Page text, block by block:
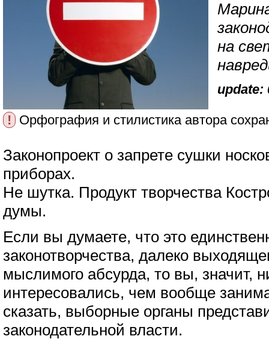
на
update:
! Орфография и стилистика автора
Законопроект о запрете сушки
приборах.
Не шутка. Продукт творчества
думы.
Если вы думаете, что это
законотворчества, далеко
мыслимого абсурда, то вы, значит,
интересовались, чем вообще
сказать, выборные органы
законодательной власти.